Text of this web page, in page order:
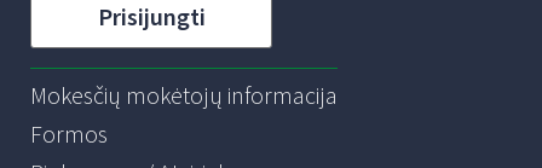
Prisijungti
Mokesčių mokėtojų informacija
Formos